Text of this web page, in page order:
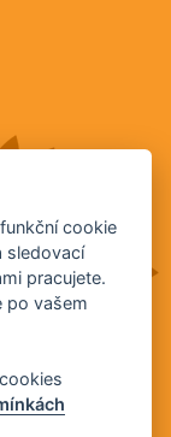
cookie
sledovací
pracujete.
po vašem